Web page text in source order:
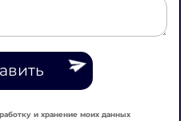
и хранение моих данных